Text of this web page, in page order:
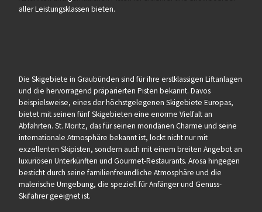
aller Leistungsklassen bieten.
Die Skigebiete in Graubünden sind für ihre erstklassigen Liftanlagen
und die hervorragend präparierten Pisten bekannt. Davos
beispielsweise, eines der höchstgelegenen Skigebiete Europas,
bietet mit seinen fünf Skigebieten eine enorme Vielfalt an
Abfahrten. St. Moritz, das für seinen mondänen Charme und seine
internationale Atmosphäre bekannt ist, lockt nicht nur mit
exzellenten Skipisten, sondern auch mit einem breiten Angebot an
luxuriösen Unterkünften und Gourmet-Restaurants. Arosa hingegen
besticht durch seine familienfreundliche Atmosphäre und die
malerische Umgebung, die speziell für Anfänger und Genuss-
Skifahrer geeignet ist.